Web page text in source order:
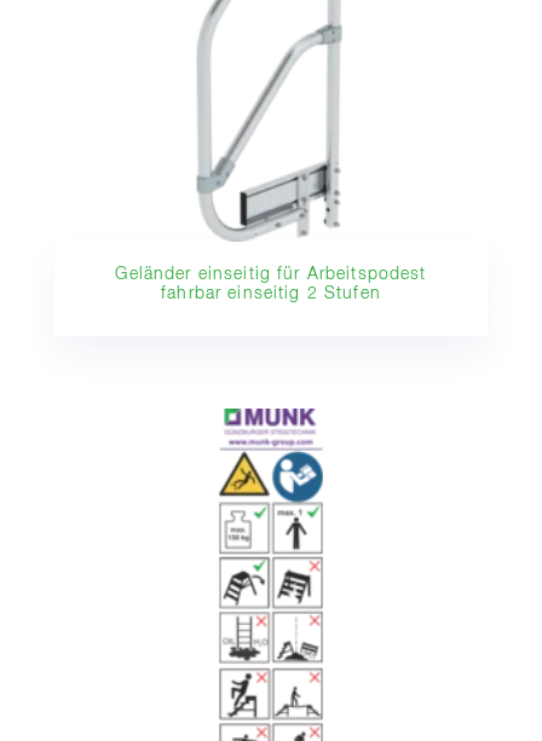
Geländer einseitig für Arbeitspodest
fahrbar einseitig 2 Stufen